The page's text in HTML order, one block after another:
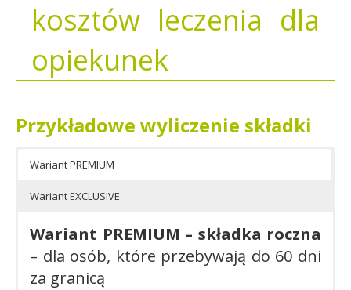
kosztów leczenia dla
opiekunek
Przykładowe wyliczenie składki
Wariant PREMIUM
Wariant EXCLUSIVE
Wariant PREMIUM – składka roczna
– dla osób, które przebywają do 60 dni
za granicą